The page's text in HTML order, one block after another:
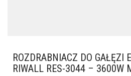
ROZDRABNIACZ DO GAŁĘZI
RIWALL RES-3044 – 3600W